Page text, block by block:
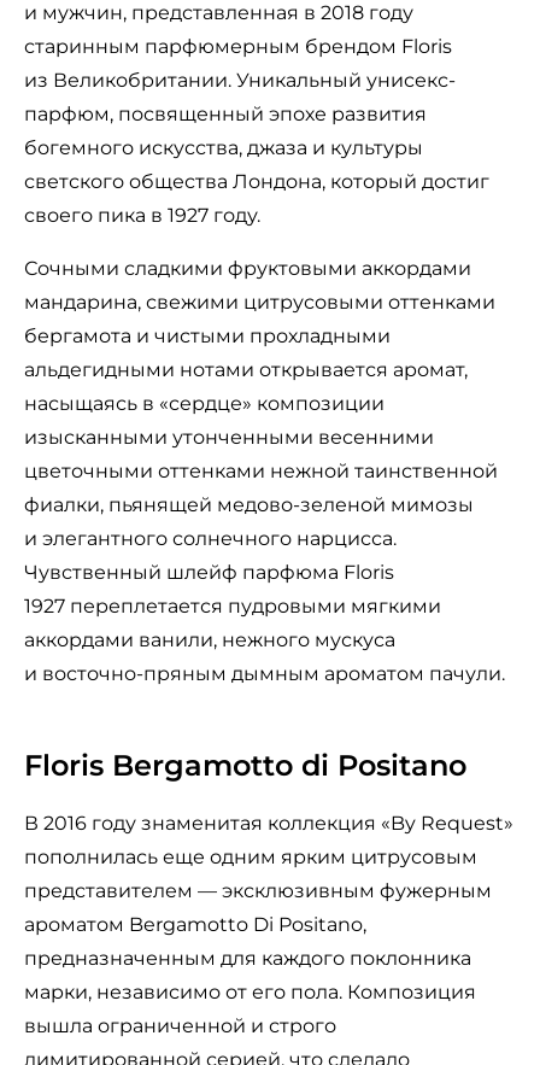
и мужчин, представленная в 2018 году
старинным парфюмерным брендом Floris
из Великобритании. Уникальный унисекс-
парфюм, посвященный эпохе развития
богемного искусства, джаза и культуры
светского общества Лондона, который достиг
своего пика в 1927 году.
Сочными сладкими фруктовыми аккордами
мандарина, свежими цитрусовыми оттенками
бергамота и чистыми прохладными
альдегидными нотами открывается аромат,
насыщаясь в «сердце» композиции
изысканными утонченными весенними
цветочными оттенками нежной таинственной
фиалки, пьянящей медово-зеленой мимозы
и элегантного солнечного нарцисса.
Чувственный шлейф парфюма Floris
1927 переплетается пудровыми мягкими
аккордами ванили, нежного мускуса
и восточно-пряным дымным ароматом пачули.
Floris Bergamotto di Positano
В 2016 году знаменитая коллекция «By Request»
пополнилась еще одним ярким цитрусовым
представителем — эксклюзивным фужерным
ароматом Bergamotto Di Positano,
предназначенным для каждого поклонника
марки, независимо от его пола. Композиция
вышла ограниченной и строго
лимитированной серией, что сделало